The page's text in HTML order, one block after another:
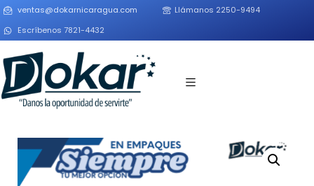
ventas@dokarnicaragua.com
Llámanos 2250-9494
Escríbenos 7821-4432